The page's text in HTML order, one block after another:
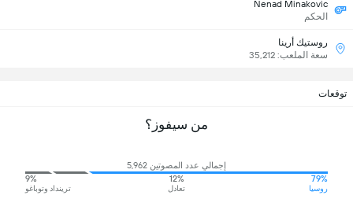
Nenad Minakovic
الحكم
روستيك أرينا
سعة الملعب: 35,212
توقعات
من سيفوز؟
إجمالي عدد المصوتين 5,962
79%
روسيا
12%
تعادل
9%
ترينداد وتوباغو